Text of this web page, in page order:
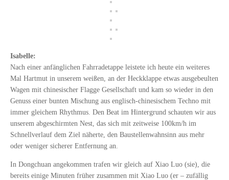
Isabelle:
Nach einer anfänglichen Fahrradetappe leistete ich heute ein weiteres
Mal Hartmut in unserem weißen, an der Heckklappe etwas ausgebeulten
Wagen mit chinesischer Flagge Gesellschaft und kam so wieder in den
Genuss einer bunten Mischung aus englisch-chinesischem Techno mit
immer gleichem Rhythmus. Den Beat im Hintergrund schauten wir aus
unserem abgeschirmten Nest, das sich mit zeitweise 100km/h im
Schnellverlauf dem Ziel näherte, den Baustellenwahnsinn aus mehr
oder weniger sicherer Entfernung an.
In Dongchuan angekommen trafen wir gleich auf Xiao Luo (sie), die
bereits einige Minuten früher zusammen mit Xiao Luo (er – zufällig